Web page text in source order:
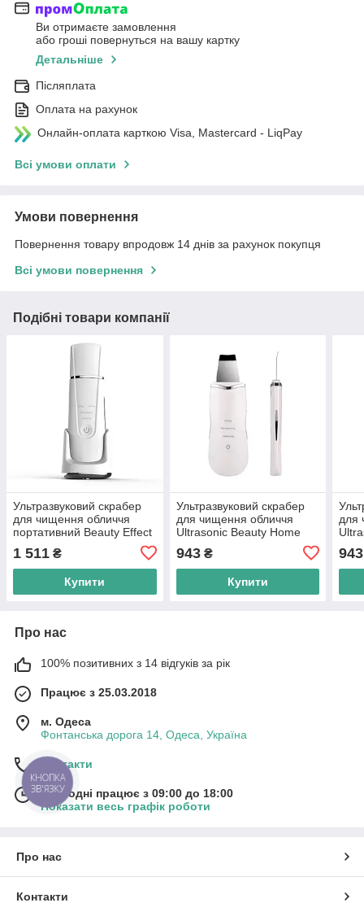
Ви отримаєте замовлення
або гроші повернуться на вашу картку
Детальніше
Післяплата
Оплата на рахунок
Онлайн-оплата карткою Visa, Mastercard - LiqPay
Всі умови оплати
Умови повернення
Повернення товару впродовж 14 днів за рахунок покупця
Всі умови повернення
Подібні товари компанії
Ультразвуковий скрабер
для чищення обличчя
портативний Beauty Effect
1 511 ₴
Купити
Ультразвуковий скрабер
для чищення обличчя
Ultrasonic Beauty Home
943₴
Купити
для
943
Про нас
100% позитивних з 14 відгуків за рік
Працює з 25.03.2018
м. Одеса
Фонтанська дорога 14, Одеса, Україна
Контакти
Сьогодні працює з 09:00 до 18:00
Показати весь графік роботи
Про нас
Контакти
КНОПКА
ЗВ'ЯЗКУ